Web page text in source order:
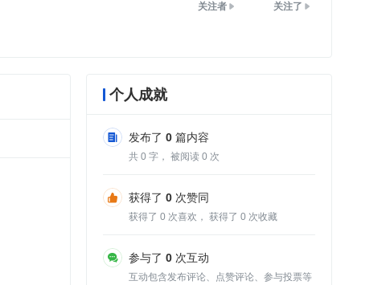
关注者 关注了
个人成就
发布了 0 篇内容
共 0 字， 被阅读 0 次
获得了 0 次赞同
获得了 0 次喜欢， 获得了 0 次收藏
参与了 0 次互动
互动包含发布评论、点赞评论、参与投票等